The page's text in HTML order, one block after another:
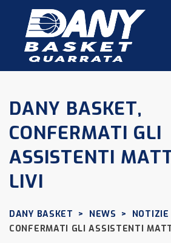
DANY BASKET,
CONFERMATI GLI
ASSISTENTI
LIVI
DANY BASKET > NEWS > NOTIZIE
CONFERMATI GLI ASSISTENTI